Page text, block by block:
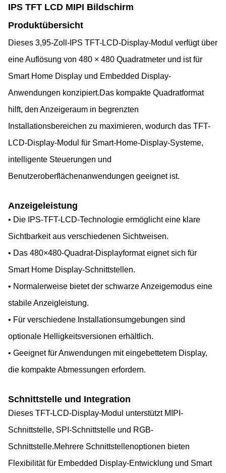
IPS TFT LCD MIPI Bildschirm
Produktübersicht
Dieses 3,95-Zoll-IPS TFT-LCD-Display-Modul verfügt über
eine Auflösung von 480 × 480 Quadratmeter und ist für
Smart Home Display und Embedded Display-
Anwendungen konzipiert.Das kompakte Quadratformat
hilft, den Anzeigeraum in begrenzten
Installationsbereichen zu maximieren, wodurch das TFT-
LCD-Display-Modul für Smart-Home-Display-Systeme,
intelligente Steuerungen und
Benutzeroberflächenanwendungen geeignet ist.
Anzeigeleistung
• Die IPS-TFT-LCD-Technologie ermöglicht eine klare
Sichtbarkeit aus verschiedenen Sichtweisen.
• Das 480×480-Quadrat-Displayformat eignet sich für
Smart Home Display-Schnittstellen.
• Normalerweise bietet der schwarze Anzeigemodus eine
stabile Anzeigleistung.
• Für verschiedene Installationsumgebungen sind
optionale Helligkeitsversionen erhältlich.
• Geeignet für Anwendungen mit eingebettetem Display,
die kompakte Abmessungen erfordern.
Schnittstelle und Integration
Dieses TFT-LCD-Display-Modul unterstützt MIPI-
Schnittstelle, SPI-Schnittstelle und RGB-
Schnittstelle.Mehrere Schnittstellenoptionen bieten
Flexibilität für Embedded Display-Entwicklung und Smart